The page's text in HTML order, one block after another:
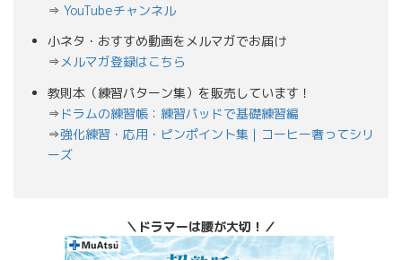
⇒ YouTubeチャンネル
小ネタ・おすすめ動画をメルマガでお届け
⇒メルマガ登録はこちら
教則本（練習パターン集）を販売しています！
⇒ ドラムの練習帳：練習パッドで基礎練習編
⇒強化練習・応用・ピンポイント集｜コーヒー奢ってシリ
ーズ
＼ドラマーは腰が大切！／